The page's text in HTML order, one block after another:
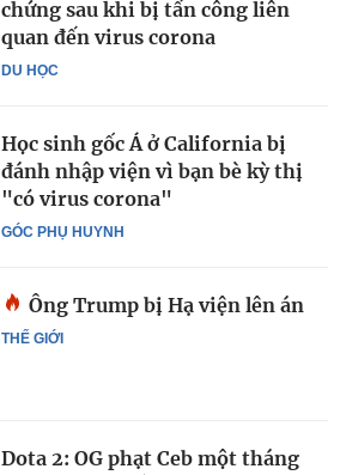
DU HỌC
chứng sau khi bị tấn công liên
quan đến virus corona
GÓC PHỤ HUYNH
Học sinh gốc Á ở California bị
đánh nhập viện vì bạn bè kỳ thị
"có virus corona"
THẾ GIỚI
Ông Trump bị Hạ viện lên án
Dota 2: OG phạt Ceb một tháng